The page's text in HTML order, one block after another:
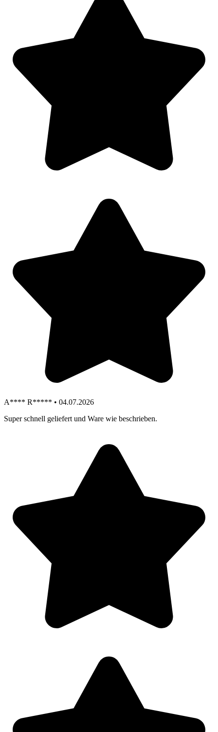
A**** R***** • 04.07.2026
Super schnell geliefert und Ware wie beschrieben.